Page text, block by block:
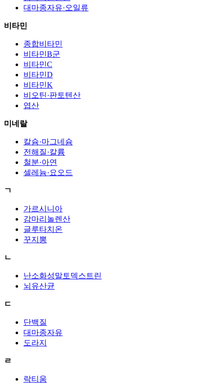
대마종자유·오일류
비타민
종합비타민
비타민B군
비타민C
비타민D
비타민K
비오틴·판토텐산
엽산
미네랄
칼슘·마그네슘
전해질·칼륨
철분·아연
셀레늄·요오드
ㄱ
가르시니아
감마리놀렌산
글루타치온
꾸지뽕
ㄴ
난소화성말토덱스트린
뇌유산균
ㄷ
단백질
대마종자유
도라지
ㄹ
락티움